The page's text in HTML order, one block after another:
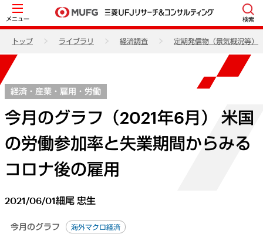
メニュー 検索
トップ ライブラリ 経済調査 定期発信物（景気概況等）
経済・産業・雇用・労働
今月のグラフ（2021年6月） 米国
の労働参加率と失業期間からみる
コロナ後の雇用
2021/06/01細尾 忠生
今月のグラフ 海外マクロ経済